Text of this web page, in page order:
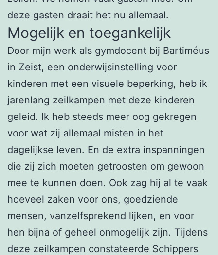
deze gasten draait het nu allemaal.
Mogelijk en toegankelijk
Door mijn werk als gymdocent bij Bartiméus
in Zeist, een onderwijsinstelling voor
kinderen met een visuele beperking, heb ik
jarenlang zeilkampen met deze kinderen
geleid. Ik heb steeds meer oog gekregen
voor wat zij allemaal misten in het
dagelijkse leven. En de extra inspanningen
die zij zich moeten getroosten om gewoon
mee te kunnen doen. Ook zag hij al te vaak
hoeveel zaken voor ons, goedziende
mensen, vanzelfsprekend lijken, en voor
hen bijna of geheel onmogelijk zijn. Tijdens
deze zeilkampen constateerde Schippers